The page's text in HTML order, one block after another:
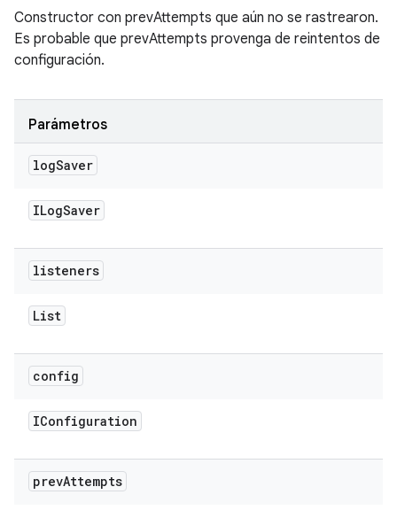
Constructor con prevAttempts que aún no se rastrearon.
Es probable que prevAttempts provenga de reintentos de
configuración.
Parámetros
logSaver
ILogSaver
listeners
List
config
IConfiguration
prevAttempts